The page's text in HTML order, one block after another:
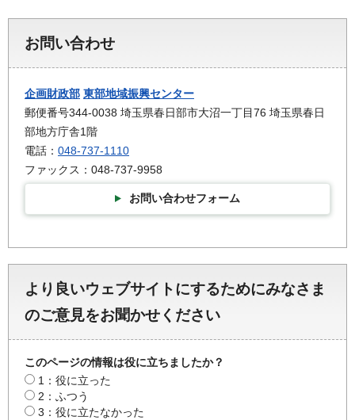
お問い合わせ
企画財政部 東部地域振興センター
郵便番号344-0038 埼玉県春日部市大沼一丁目76 埼玉県春日
部地方庁舎1階
電話： 048-737-1110
ファックス：048-737-9958
お問い合わせフォーム
より良いウェブサイトにするためにみなさま
のご意見をお聞かせください
このページの情報は役に立ちましたか？
1：役に立った
2：ふつう
3：役に立たなかった